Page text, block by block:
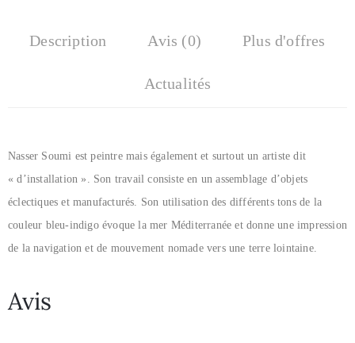
Description Avis (0) Plus d'offres
Actualités
Nasser Soumi est peintre mais également et surtout un artiste dit
« d’installation ». Son travail consiste en un assemblage d’objets
éclectiques et manufacturés. Son utilisation des différents tons de la
couleur bleu-indigo évoque la mer Méditerranée et donne une impression
de la navigation et de mouvement nomade vers une terre lointaine.
Avis